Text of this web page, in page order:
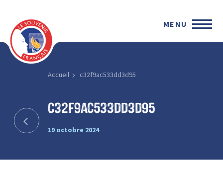
MENU
Accueil c32f9ac533dd3d95
c32f9ac533dd3d95
19 octobre 2024